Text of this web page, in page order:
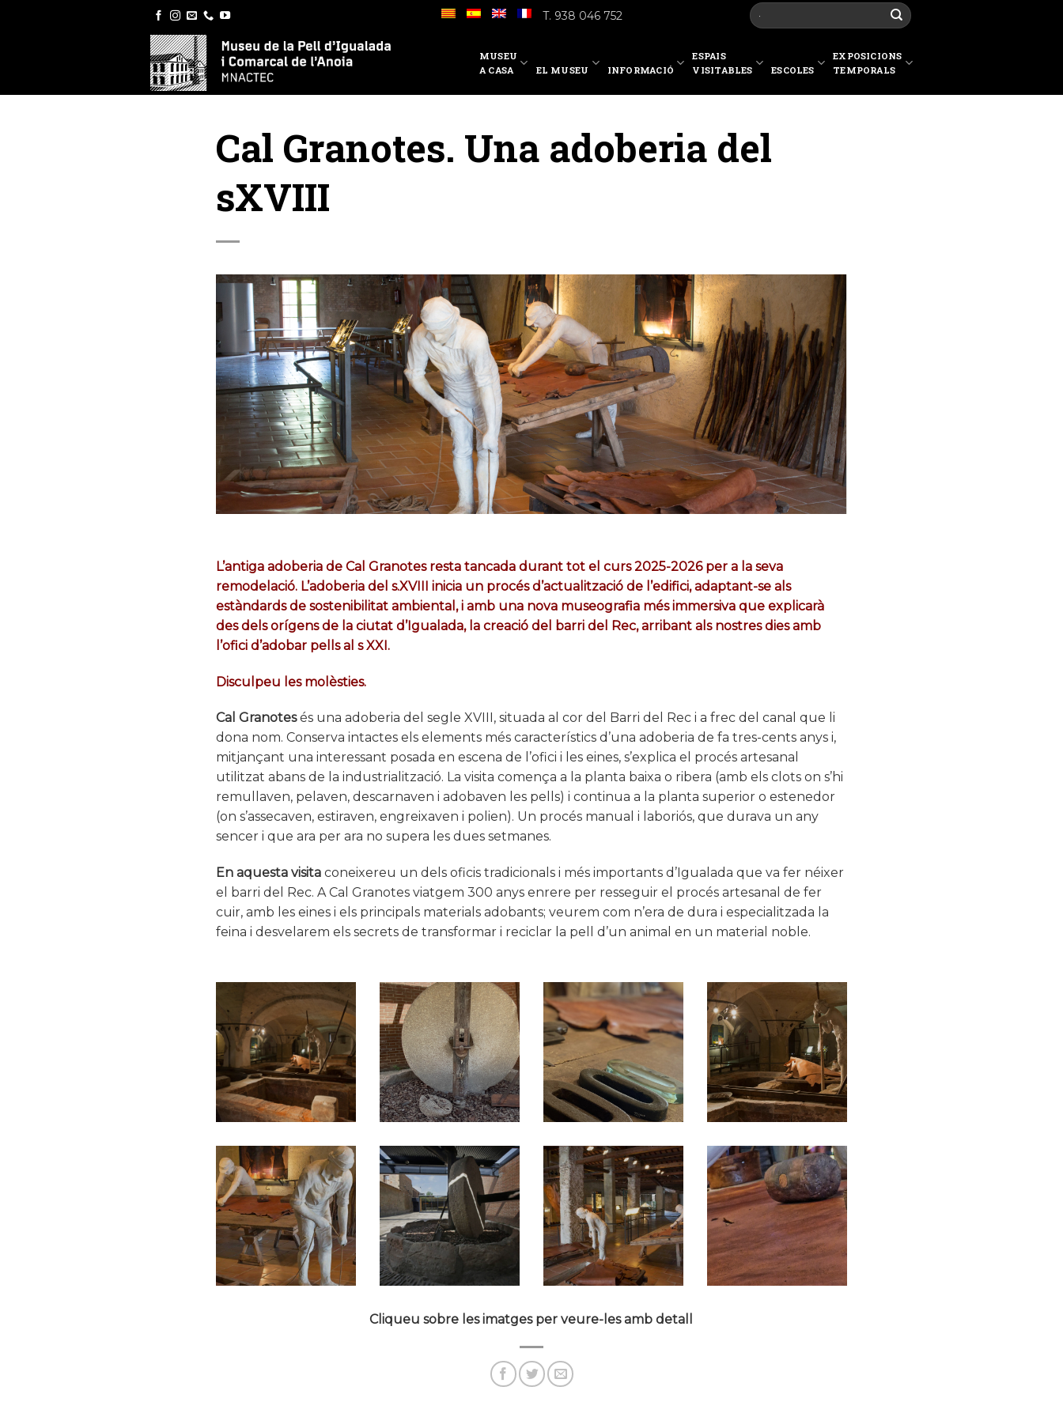
T. 938 046 752
MUSEU
A CASA
EL MUSEU INFORMACIÓ
ESPAIS
VISITABLES
ESCOLES
EXPOSICIONS
TEMPORALS
Cal Granotes. Una adoberia del
sXVIII
L’antiga adoberia de Cal Granotes resta tancada durant tot el curs 2025-2026 per a la seva
remodelació. L’adoberia del s.XVIII inicia un procés d’actualització de l’edifici, adaptant-se als
estàndards de sostenibilitat ambiental, i amb una nova museografia més immersiva que explicarà
des dels orígens de la ciutat d’Igualada, la creació del barri del Rec, arribant als nostres dies amb
l’ofici d’adobar pells al s XXI.
Disculpeu les molèsties.
Cal Granotesés una adoberia del segle XVIII, situada al cor del Barri del Rec i a frec del canal que li
dona nom. Conserva intactes els elements més característics d’una adoberia de fa tres-cents anys i,
mitjançant una interessant posada en escena de l’ofici i les eines, s’explica el procés artesanal
utilitzat abans de la industrialització. La visita comença a la planta baixa o ribera (amb els clots on s’hi
remullaven, pelaven, descarnaven i adobaven les pells) i continua a la planta superior o estenedor
(on s’assecaven, estiraven, engreixaven i polien). Un procés manual i laboriós, que durava un any
sencer i que ara per ara no supera les dues setmanes.
En aquesta visitaconeixereu un dels oficis tradicionals i més importants d’Igualada que va fer néixer
el barri del Rec. A Cal Granotes viatgem 300 anys enrere per resseguir el procés artesanal de fer
cuir, amb les eines i els principals materials adobants; veurem com n’era de dura i especialitzada la
feina i desvelarem els secrets de transformar i reciclar la pell d’un animal en un material noble.
Cliqueu sobre les imatges per veure-les amb detall